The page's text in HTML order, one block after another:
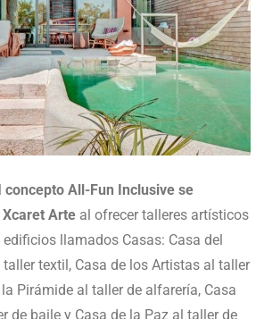
concepto All-Fun Inclusive se
Arte al ofrecer talleres artísticos
llamados Casas: Casa del
textil, Casa de los Artistas al taller
Pirámide al taller de alfarería, Casa
de baile y Casa de la Paz al taller de